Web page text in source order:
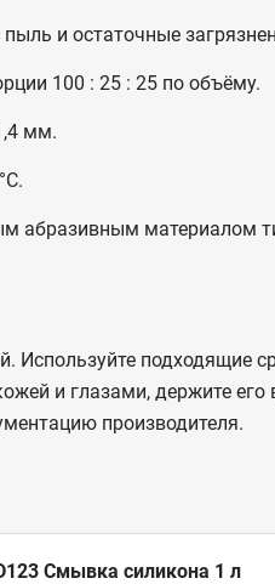
и остаточные
100 : 25 : 25 по объёму.
мм.
абразивным материалом
Используйте подходящие
и глазами, держите его
производителя.
Смывка силикона 1 л